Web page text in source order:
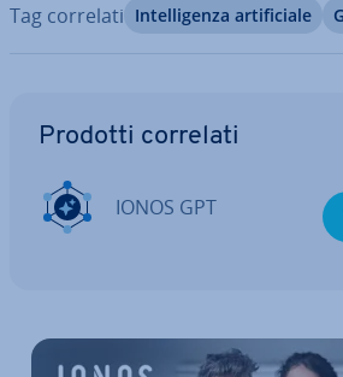
Tag correlati In­tel­li­gen­za ar­ti­fi­cia­le
Prodotti correlati
IONOS GPT